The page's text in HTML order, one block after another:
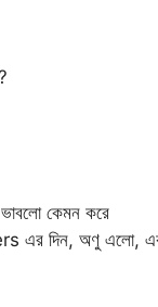
কেমন করে
এর দিন, অণু এলো,